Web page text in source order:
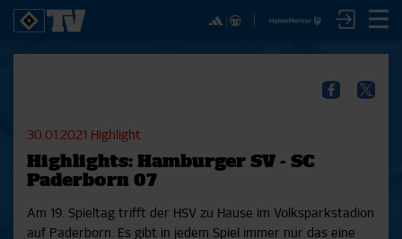
2. Bundesliga 18/19
Bundesliga 17/18
Bundesliga 16/17
Pokal- und Testspiele
Testspiele
Reportagen
Interviews
Reportagen
Bunte HSV-Welt
Verein
HSVTV-ABO!
Mit dem HSVtv-Abo hast Du vollen Zugriff auf über
in voller Länge, sowie Spielzusammenfassungen,
30.01.2021 Highlight
Highlights: Hamburger SV - SC
Paderborn 07
Am 19. Spieltag trifft der HSV zu Hause im Volksparkstadion
auf Paderborn. Es gibt in jedem Spiel immer nur das eine